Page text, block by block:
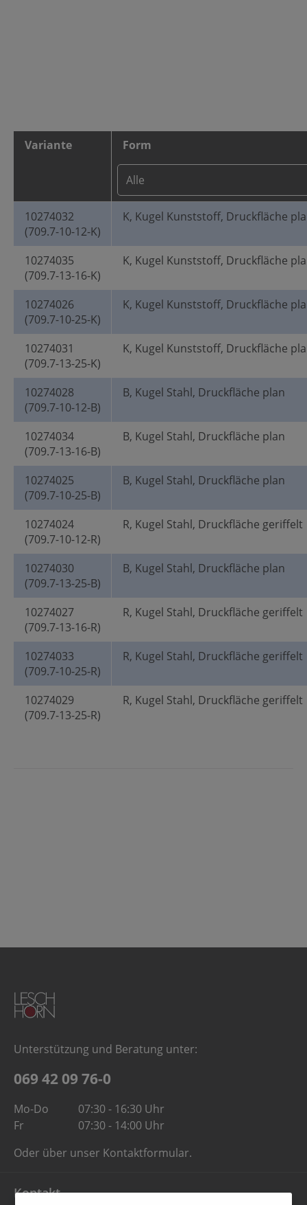
Variante Form
10274032
(709.7-10-12-K)
K, Kugel Kunststoff, Druckfläche
10274035
(709.7-13-16-K)
K, Kugel Kunststoff, Druckfläche
10274026
(709.7-10-25-K)
K, Kugel Kunststoff, Druckfläche
10274031
(709.7-13-25-K)
K, Kugel Kunststoff, Druckfläche
10274028
(709.7-10-12-B)
B, Kugel Stahl, Druckfläche plan
10274034
(709.7-13-16-B)
B, Kugel Stahl, Druckfläche plan
10274025
(709.7-10-25-B)
B, Kugel Stahl, Druckfläche plan
10274024
(709.7-10-12-R)
R, Kugel Stahl, Druckfläche geriffelt
10274030
(709.7-13-25-B)
B, Kugel Stahl, Druckfläche plan
10274027
(709.7-13-16-R)
R, Kugel Stahl, Druckfläche geriffelt
10274033
(709.7-10-25-R)
R, Kugel Stahl, Druckfläche geriffelt
10274029
(709.7-13-25-R)
R, Kugel Stahl, Druckfläche geriffelt
Unterstützung und Beratung unter:
069 42 09 76-0
Mo-Do
07:30 - 16:30 Uhr
Fr
07:30 - 14:00 Uhr
Oder über unser Kontaktformular.
Kontakt